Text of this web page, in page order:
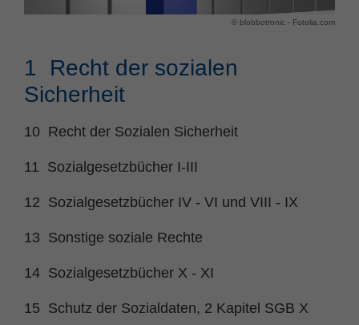
© blobbotronic - Fotolia.com
1 Recht der sozialen
Sicherheit
10 Recht der Sozialen Sicherheit
11 Sozialgesetzbücher I-III
12 Sozialgesetzbücher IV - VI und VIII - IX
13 Sonstige soziale Rechte
14 Sozialgesetzbücher X - XI
15 Schutz der Sozialdaten, 2 Kapitel SGB X
Anbieter TYPO3
Laufzeit Session
Zweck
Dieses Cookie ist ein Standard-Session-
eines Benutzer-Logins die Session ID
wiedererkannt wird, um ihm Zugang zu
Name PHPSESSID
Anbieter php
Cookie-Informationen
Statistik und Performance